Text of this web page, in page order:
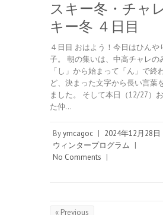
スキー冬・チャ
キー冬 ４日目
４日目 おはよう！今日はひんや
子。 朝の集いは、中高チャレの
「し」から始まって「ん」で終
ど、決まった文字から長い言葉
ました。 そして本日（12/27）
た仲…
Byymcagoc | 2024年12月28日
ウィンタープログラム |
No Comments |
« Previous